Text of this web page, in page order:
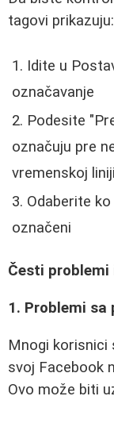
tagovi prikazuju:
Idite u
označavanje
Podesite
označuju pre
vremenskoj
Odaberite
označeni
Česti problemi
1. Problemi sa
Mnogi korisnici
svoj Facebook
Ovo može biti